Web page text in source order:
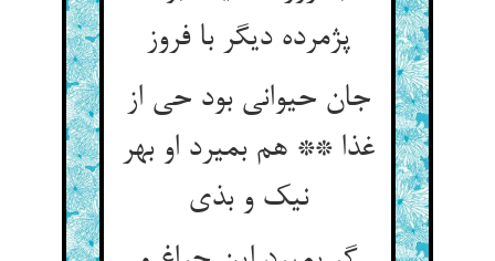
پژمرده دیگر با فروز
جان حیوانی بود حی از
غذا ** هم بمیرد او بهر
نیک و بذی